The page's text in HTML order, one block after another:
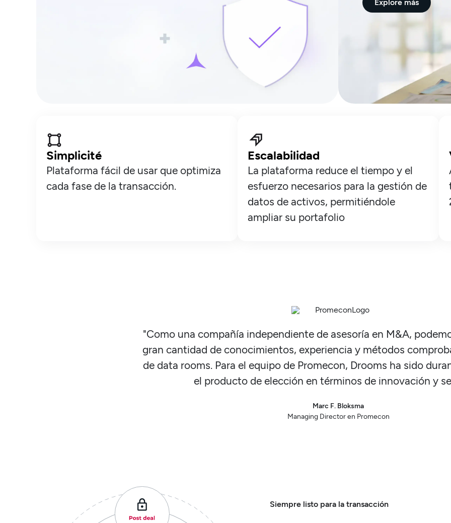
Explore más
Simplicité
Plataforma fácil de usar que optimiza
cada fase de la transacción.
Escalabilidad
La plataforma reduce el tiempo y el
esfuerzo necesarios para la gestión de
datos de activos, permitiéndole
ampliar su portafolio
"Como una compañía independiente de asesoría en M&A,
gran cantidad de conocimientos, experiencia y métodos
de data rooms. Para el equipo de Promecon, Drooms ha sido
el producto de elección en términos de innovación y
Marc F. Bloksma
Managing Director en Promecon
Siempre listo para la transacción